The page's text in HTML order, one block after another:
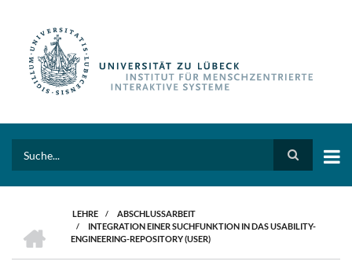
PFADNAVIGATION
LEHRE / ABSCHLUSSARBEIT
/
INTEGRATION EINER SUCHFUNKTION IN DAS USABILITY-
ENGINEERING-REPOSITORY (USER)